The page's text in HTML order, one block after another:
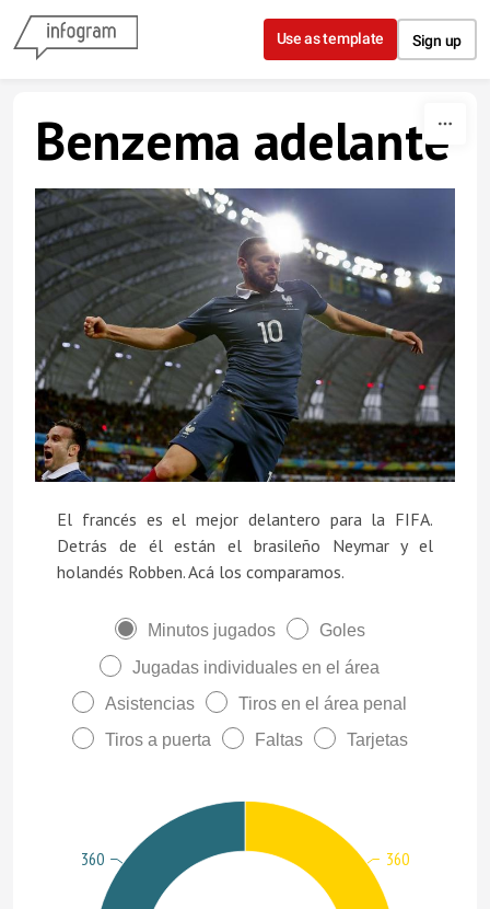
Skip to content
Use as template Sign up
Benzema adelante
El francés es el mejor delantero para la FIFA.
Detrás de él están el brasileño Neymar y el
holandés Robben. Acá los comparamos.
Minutos jugados
Goles
Jugadas individuales en el área
Asistencias
Tiros en el área penal
Tiros a puerta
Faltas Tarjetas
360
360